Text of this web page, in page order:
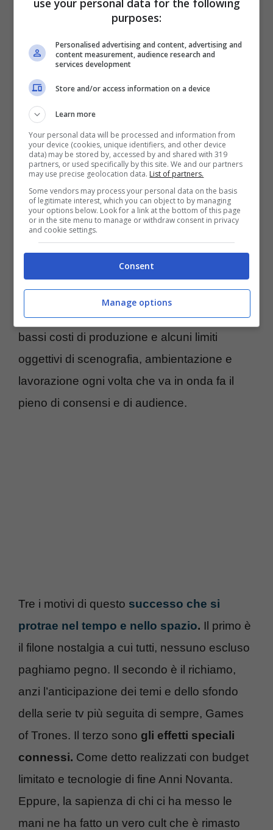
Fantaghirò, Alessandra Martines e Kim Rossi Stuart –
blueshouse.it
Parliamo, ovviamente, di
televisiva datata 1991e che vede come
protagonisti Alessandra Martines nel ruolo di
del re, il padre della protagonista, di Kim
Rossi Stuart, al tempo giovanissimo, che
interpreta Romualdo e diBrigitte Nielsen
nel ruolo della Strega Nera
da Lamberto Bava, prende spunto, e adatta,
una novella di Italo Calvino. E nonostante i
bassi costi di produzione e alcuni limiti
oggettivi di scenografia, ambientazione e
lavorazione ogni volta che va in onda fa il
pieno di consensi e di audience.
Tre i motivi di questo successo che si
protrae nel tempo e nello spazio. Il primo è
il filone nostalgia a cui tutti, nessuno escluso
paghiamo pegno. Il secondo è il richiamo,
anzi l’anticipazione dei temi e dello sfondo
della serie tv più seguita di sempre, Games
of Trones. Il terzo sono gli effetti speciali
connessi. Come detto realizzati con budget
limitato e tecnologie di fine Anni Novanta.
Eppure, la sapienza di chi ci ha messo le
mani ne ha fatto un vero cult che è rimasto
purposes:
Personalised advertising and content, advertising and
content measurement, audience research and
services development
Store and/or access information on a device
Learn more
Your personal data will be processed and information from
your device (cookies, unique identifiers, and other device
data) may be stored by, accessed by and shared with 319
partners, or used specifically by this site. We and our partners
may use precise geolocation data. List of partners.
Some vendors may process your personal data on the basis
of legitimate interest, which you can object to by managing
your options below. Look for a link at the bottom of this page
or in the site menu to manage or withdraw consent in privacy
and cookie settings.
Consent
Manage options